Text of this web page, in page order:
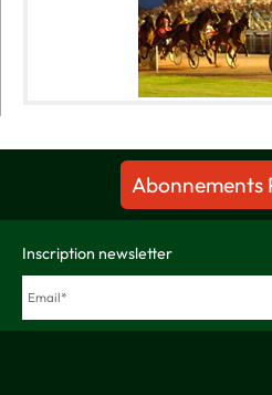
Abonnements
Inscription newsletter